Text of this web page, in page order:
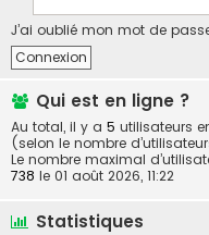
J’ai oublié mon mot de
Qui est en ligne ?
Au total, il y a 5 utilisateurs
(selon le nombre
Le nombre maximal
738 le 01 août 2026, 11:22
Statistiques